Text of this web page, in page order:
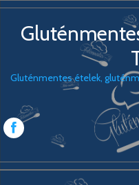
Gluténmentes ételek,